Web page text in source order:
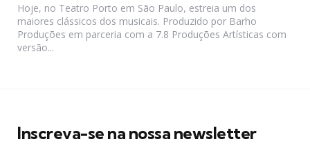
Hoje, no Teatro Porto em São Paulo, estreia um dos
maiores clássicos dos musicais. Produzido por Barho
Produções em parceria com a 7.8 Produções Artísticas com
versão...
Inscreva-se na nossa newsletter